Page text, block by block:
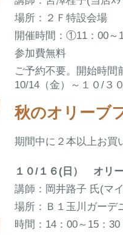
場所：２Ｆ特設会場
開催時間：①11：00
参加費無料
ご予約不要。開始時間
10/14（金）～１０/３
秋のオリーブ
期間中に２本以上お買
１０/１６(日） オリ
講師：岡井路子 氏(マ
場所：Ｂ１玉川ガーデ
時間：14：00～15：30